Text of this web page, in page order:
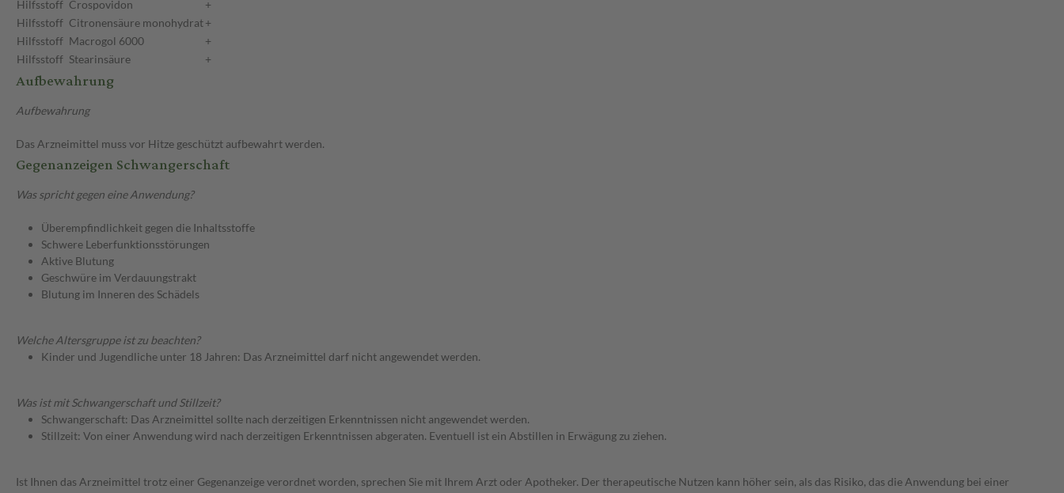
Hilfsstoff Crospovidon
+
Hilfsstoff Citronensäure monohydrat+
Hilfsstoff Macrogol 6000
+
Hilfsstoff Stearinsäure +
Aufbewahrung
Aufbewahrung
Das Arzneimittel muss vor Hitze geschützt aufbewahrt werden.
Gegenanzeigen Schwangerschaft
Was spricht gegen eine Anwendung?
Überempfindlichkeit gegen die Inhaltsstoffe
Schwere Leberfunktionsstörungen
Aktive Blutung
Geschwüre im Verdauungstrakt
Blutung im Inneren des Schädels
Welche Altersgruppe ist zu beachten?
Kinder und Jugendliche unter 18 Jahren: Das Arzneimittel darf nicht angewendet werden.
Was ist mit Schwangerschaft und Stillzeit?
Schwangerschaft: Das Arzneimittel sollte nach derzeitigen Erkenntnissen nicht angewendet werden.
Stillzeit: Von einer Anwendung wird nach derzeitigen Erkenntnissen abgeraten. Eventuell ist ein Abstillen in Erwägung zu ziehen.
Ist Ihnen das Arzneimittel trotz einer Gegenanzeige verordnet worden, sprechen Sie mit Ihrem Arzt oder Apotheker. Der therapeutische Nutzen kann höher sein, als das Risiko, das die Anwendung bei einer